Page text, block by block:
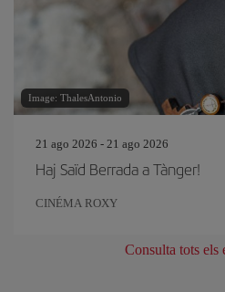
Image: ThalesAntonio
21 ago 2026 - 21 ago 2026
Haj Saïd Berrada a Tànger!
CINÉMA ROXY
Consulta tots els